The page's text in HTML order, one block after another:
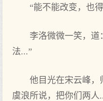
“能不能改变，也
李洛微微一笑，道
法...”
他目光在宋云峰，
虞浪所说，把你们两人